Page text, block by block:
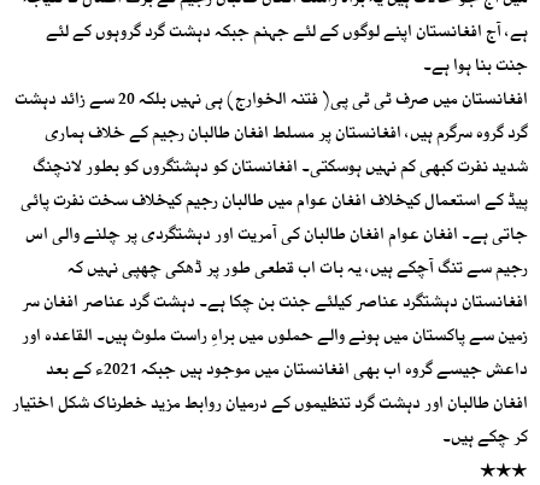
ہے، آج افغانستان اپنے لوگوں کے لئے جہنم جبکہ دہشت گرد گروہوں کے لئے
جنت بنا ہوا ہے۔
افغانستان میں صرف ٹی ٹی پی( فتنہ الخوارج) ہی نہیں بلکہ 20 سے زائد دہشت
گرد گروہ سرگرم ہیں، افغانستان پر مسلط افغان طالبان رجیم کے خلاف ہماری
شدید نفرت کبھی کم نہیں ہوسکتی۔ افغانستان کو دہشتگروں کو بطور لانچنگ
پیڈ کے استعمال کیخلاف افغان عوام میں طالبان رجیم کیخلاف سخت نفرت پائی
جاتی ہے۔ افغان عوام افغان طالبان کی آمریت اور دہشتگردی پر چلنے والی اس
رجیم سے تنگ آچکے ہیں، یہ بات اب قطعی طور پر ڈھکی چھپی نہیں کہ
افغانستان دہشتگرد عناصر کیلئے جنت بن چکا ہے۔ دہشت گرد عناصر افغان سر
زمین سے پاکستان میں ہونے والے حملوں میں براہِ راست ملوث ہیں۔ القاعدہ اور
داعش جیسے گروہ اب بھی افغانستان میں موجود ہیں جبکہ 2021ء کے بعد
افغان طالبان اور دہشت گرد تنظیموں کے درمیان روابط مزید خطرناک شکل اختیار
کر چکے ہیں۔
٭٭٭